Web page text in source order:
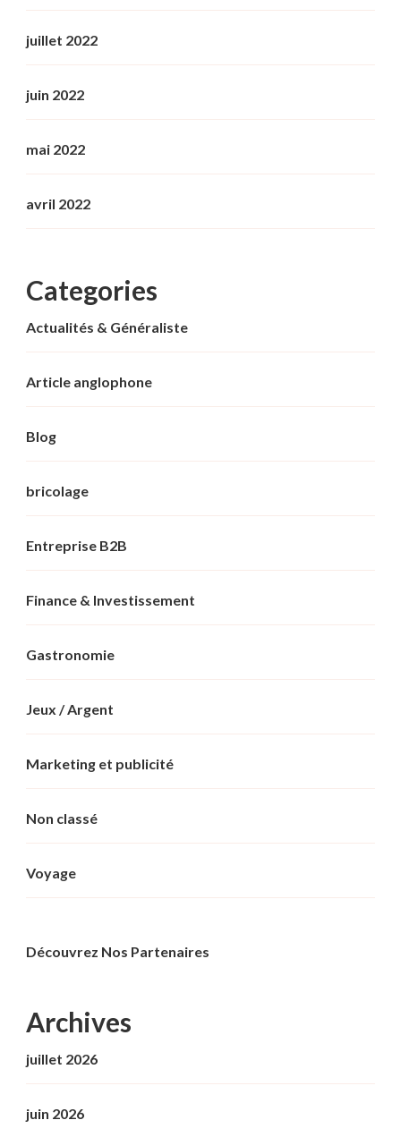
juillet 2022
juin 2022
mai 2022
avril 2022
Categories
Actualités & Généraliste
Article anglophone
Blog
bricolage
Entreprise B2B
Finance & Investissement
Gastronomie
Jeux / Argent
Marketing et publicité
Non classé
Voyage
Découvrez Nos Partenaires
Archives
juillet 2026
juin 2026